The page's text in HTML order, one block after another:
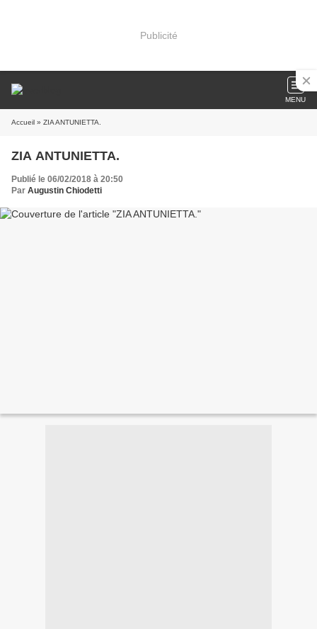
Publicité
MENU
Accueil » ZIA ANTUNIETTA.
ZIA ANTUNIETTA.
Publié le 06/02/2018 à 20:50
Par Augustin Chiodetti